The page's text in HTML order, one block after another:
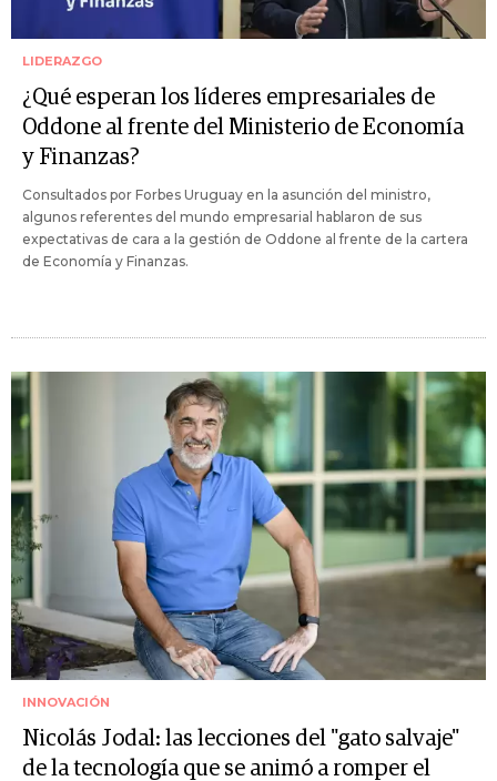
LIDERAZGO
¿Qué esperan los líderes empresariales de
Oddone al frente del Ministerio de Economía
y Finanzas?
Consultados por Forbes Uruguay en la asunción del ministro,
algunos referentes del mundo empresarial hablaron de sus
expectativas de cara a la gestión de Oddone al frente de la cartera
de Economía y Finanzas.
INNOVACIÓN
Nicolás Jodal: las lecciones del "gato salvaje"
de la tecnología que se animó a romper el